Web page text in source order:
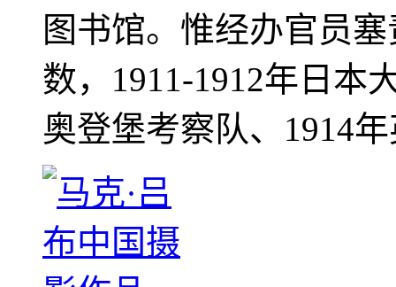
图书馆。惟经办官员
数，1911-1912年日本
奥登堡考察队、1914